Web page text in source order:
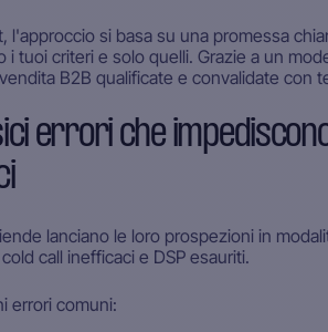
l'approccio si basa su una promessa
i tuoi criteri e solo quelli. Grazie a un
B2B qualificate e convalidate con
errori che
lanciano le loro prospezioni in
call inefficaci e DSP esauriti.
errori comuni: